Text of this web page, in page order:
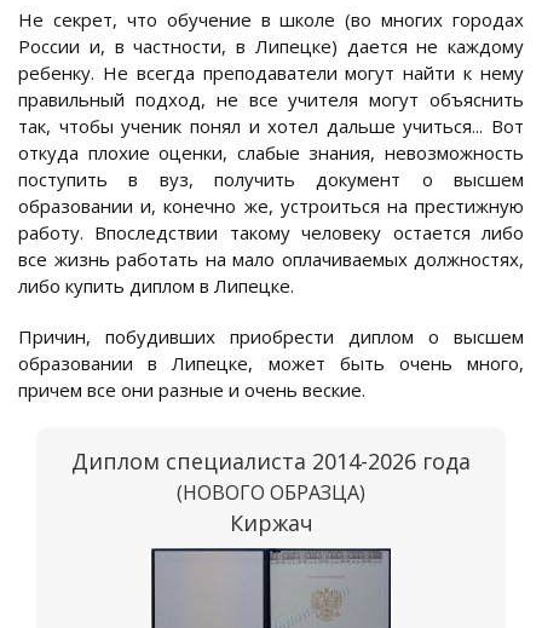
Не секрет, что обучение в школе (во многих городах
России и, в частности, в Липецке) дается не каждому
ребенку. Не всегда преподаватели могут найти к нему
правильный подход, не все учителя могут объяснить
так, чтобы ученик понял и хотел дальше учиться... Вот
откуда плохие оценки, слабые знания, невозможность
поступить в вуз, получить документ о высшем
образовании и, конечно же, устроиться на престижную
работу. Впоследствии такому человеку остается либо
все жизнь работать на мало оплачиваемых должностях,
либо купить диплом в Липецке.
Причин, побудивших приобрести диплом о высшем
образовании в Липецке, может быть очень много,
причем все они разные и очень веские.
Диплом специалиста 2014-2026 года
(НОВОГО ОБРАЗЦА)
Киржач